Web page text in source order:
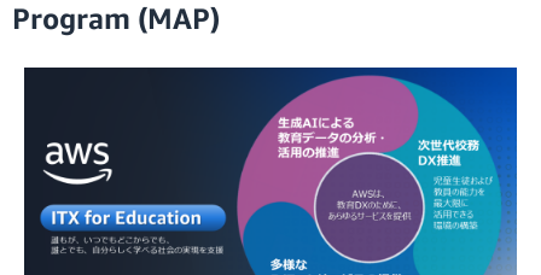
エディション
Program (MAP)